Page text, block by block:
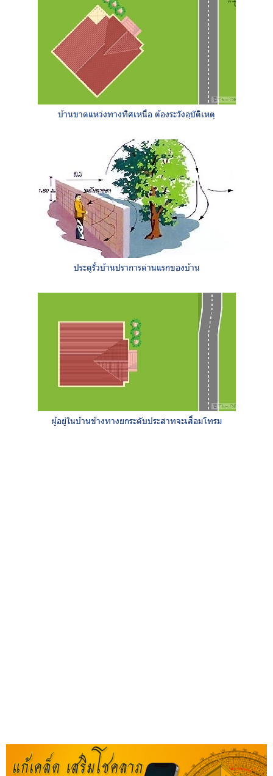
บ้านขาดแหว่งทางทิศเหนือ ต้องระวังอุบัติเหตุ
ประตูรั้วบ้านปราการด่านแรกของบ้าน
ผู้อยู่ในบ้านข้างทางยกระดับประสาทจะเสื่อมโทรม